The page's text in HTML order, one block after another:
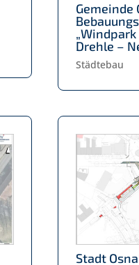
Gemeinde
Drehle –
Städtebau
Stadt